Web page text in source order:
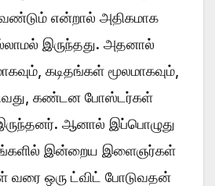
என்றால் அதிகமாக
இருந்தது. அதனால்
கடிதங்கள் மூலமாகவும்,
கண்டன போஸ்டர்கள்
ஆனால் இப்பொழுது
இன்றைய இளைஞர்கள்
வரை ஒரு ட்விட் போடுவதன்